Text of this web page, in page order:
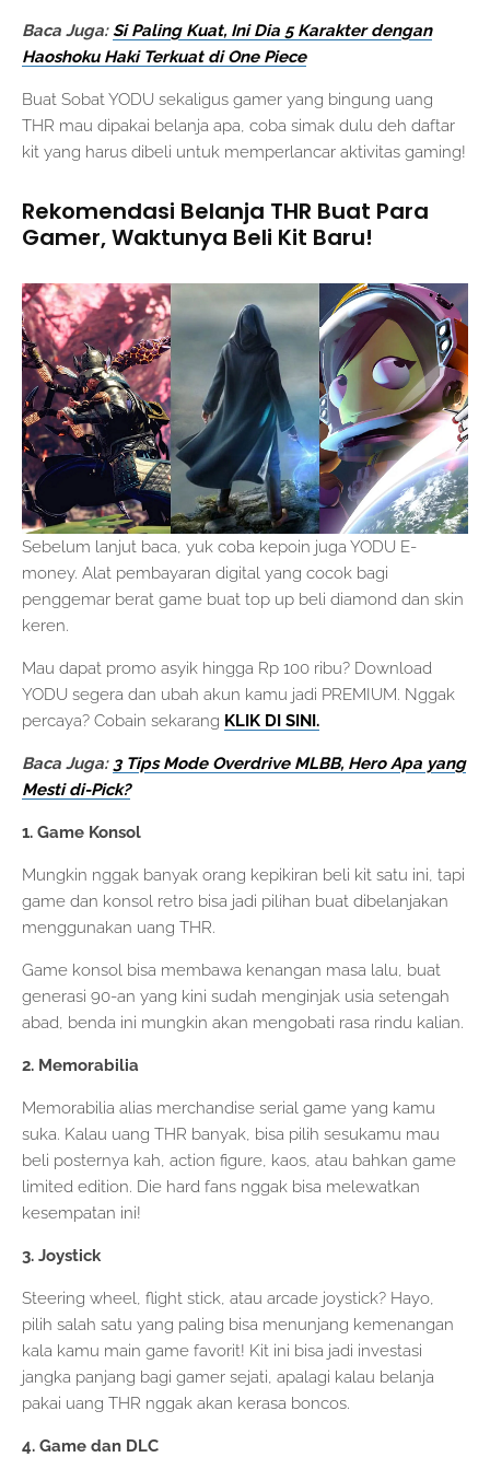
Baca Juga:Si Paling Kuat, Ini Dia 5 Karakter dengan
Haoshoku Haki Terkuat di One Piece
Buat Sobat YODU sekaligus gamer yang bingung uang
THR mau dipakai belanja apa, coba simak dulu deh daftar
kit yang harus dibeli untuk memperlancar aktivitas gaming!
Rekomendasi Belanja THR Buat Para
Gamer, Waktunya Beli Kit Baru!
Sebelum lanjut baca, yuk coba kepoin juga YODU E-
money. Alat pembayaran digital yang cocok bagi
penggemar berat game buat top up beli diamond dan skin
keren.
Mau dapat promo asyik hingga Rp 100 ribu? Download
YODU segera dan ubah akun kamu jadi PREMIUM. Nggak
percaya? Cobain sekarang KLIK DI SINI.
Baca Juga: 3 Tips Mode Overdrive MLBB, Hero Apa yang
Mesti di-Pick?
1. Game Konsol
Mungkin nggak banyak orang kepikiran beli kit satu ini, tapi
game dan konsol retro bisa jadi pilihan buat dibelanjakan
menggunakan uang THR.
Game konsol bisa membawa kenangan masa lalu, buat
generasi 90-an yang kini sudah menginjak usia setengah
abad, benda ini mungkin akan mengobati rasa rindu kalian.
2. Memorabilia
Memorabilia alias merchandise serial game yang kamu
suka. Kalau uang THR banyak, bisa pilih sesukamu mau
beli posternya kah, action figure, kaos, atau bahkan game
limited edition. Die hard fans nggak bisa melewatkan
kesempatan ini!
3. Joystick
Steering wheel, flight stick, atau arcade joystick? Hayo,
pilih salah satu yang paling bisa menunjang kemenangan
kala kamu main game favorit! Kit ini bisa jadi investasi
jangka panjang bagi gamer sejati, apalagi kalau belanja
pakai uang THR nggak akan kerasa boncos.
4. Game dan DLC